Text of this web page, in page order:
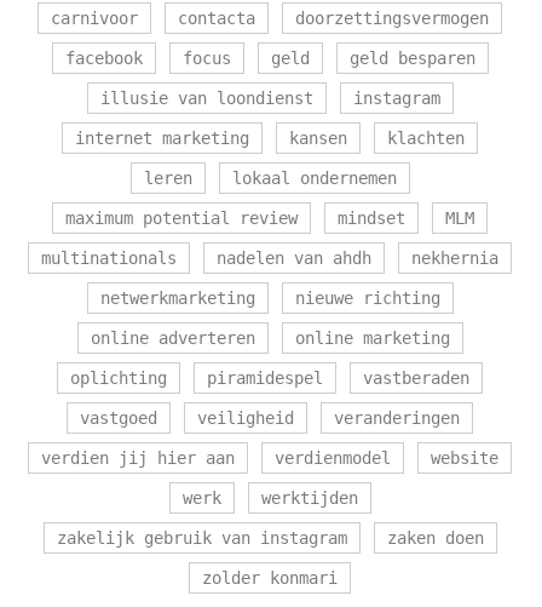
carnivoor contacta doorzettingsvermogen
facebook focus geld geld besparen
illusie van loondienst instagram
internet marketing kansen klachten
leren lokaal ondernemen
maximum potential review mindset MLM
multinationals nadelen van ahdh nekhernia
netwerkmarketing nieuwe richting
online adverteren online marketing
oplichting piramidespel vastberaden
vastgoed veiligheid veranderingen
verdien jij hier aan verdienmodel website
werk werktijden
zakelijk gebruik van instagram zaken doen
zolder konmari